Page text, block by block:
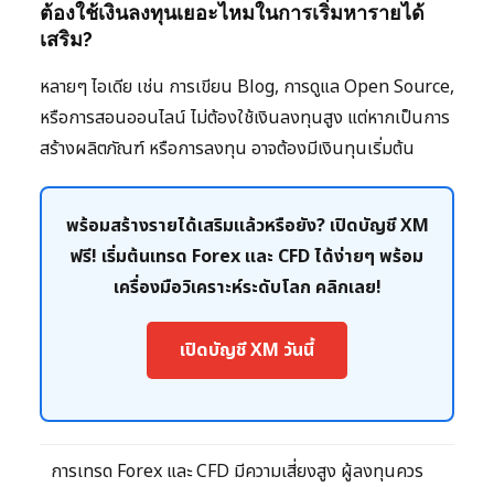
ต้องใช้เงินลงทุนเยอะไหมในการเริ่มหารายได้
เสริม?
หลายๆ ไอเดีย เช่น การเขียน Blog, การดูแล Open Source,
หรือการสอนออนไลน์ ไม่ต้องใช้เงินลงทุนสูง แต่หากเป็นการ
สร้างผลิตภัณฑ์ หรือการลงทุน อาจต้องมีเงินทุนเริ่มต้น
พร้อมสร้างรายได้เสริมแล้วหรือยัง? เปิดบัญชี XM
ฟรี! เริ่มต้นเทรด Forex และ CFD ได้ง่ายๆ พร้อม
เครื่องมือวิเคราะห์ระดับโลก คลิกเลย!
เปิดบัญชี XM วันนี้
การเทรด Forex และ CFD มีความเสี่ยงสูง ผู้ลงทุนควร